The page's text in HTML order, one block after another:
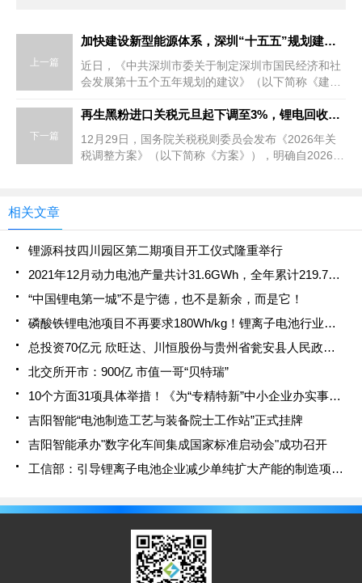
上一篇
加快建设新型能源体系，深圳“十五五”规划建议全文公布！
近日，《中共深圳市委关于制定深圳市国民经济和社
会发展第十五个五年规划的建议》（以下简称《建
产业...
下一篇
再生黑粉进口关税元旦起下调至3%，锂电回收产业化进程加速
12月29日，国务院关税税则委员会发布《2026年关
税调整方案》（以下简称《方案》），明确自2026年
相关文章
锂源科技四川园区第二期项目开工仪式隆重举行
2021年12月动力电池产量共计31.6GWh，全年累计219.7GWh
“中国锂电第一城”不是宁德，也不是新余，而是它！
磷酸铁锂电池项目不再要求180Wh/kg！锂离子电池行业规范条件(2021年本)发布
总投资70亿元 欣旺达、川恒股份与贵州省瓮安县人民政府签署战略合作协议
北交所开市：900亿 市值一哥“贝特瑞”
10个方面31项具体举措！《为“专精特新”中小企业办实事清单》正式印发
吉阳智能“电池制造工艺与装备院士工作站”正式挂牌
吉阳智能承办"数字化车间集成国家标准启动会"成功召开
工信部：引导锂离子电池企业减少单纯扩大产能的制造项目，锂离子电池行业规范条件（2021 年本）开始征求意见！